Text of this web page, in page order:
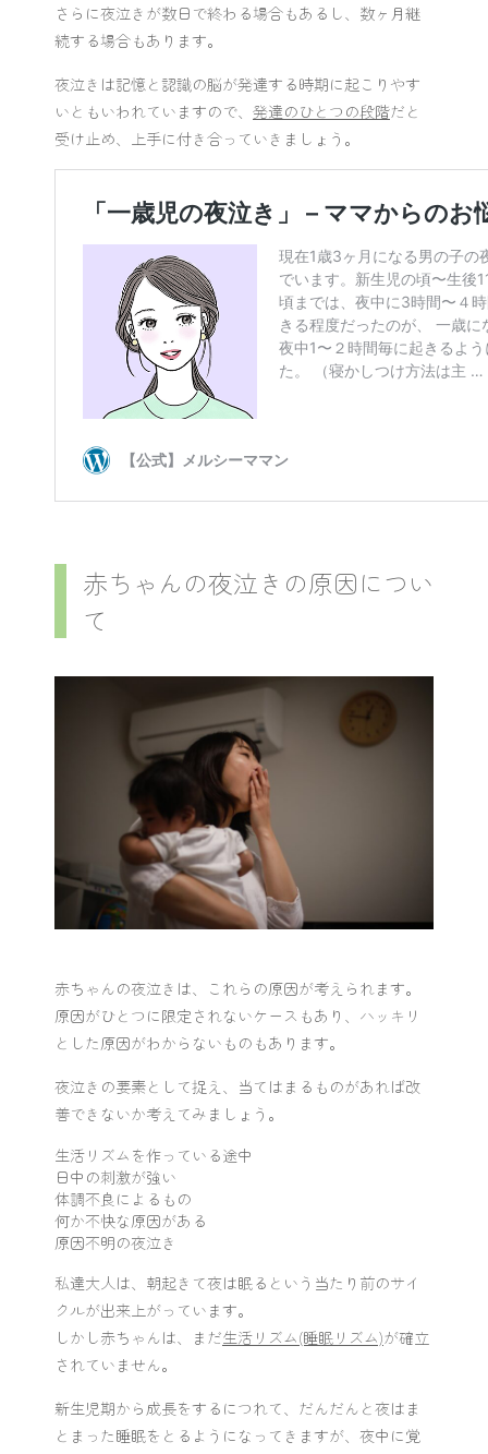
さらに夜泣きが数日で終わる場合もあるし、数ヶ月継
続する場合もあります。
夜泣きは記憶と認識の脳が発達する時期に起こりやす
いともいわれていますので、 発達のひとつの段階だと
受け止め、上手に付き合っていきましょう。
赤ちゃんの夜泣きの原因につい
て
赤ちゃんの夜泣きは、これらの原因が考えられます。
原因がひとつに限定されないケースもあり、ハッキリ
とした原因がわからないものもあります。
夜泣きの要素として捉え、当てはまるものがあれば改
善できないか考えてみましょう。
生活リズムを作っている途中
日中の刺激が強い
体調不良によるもの
何か不快な原因がある
原因不明の夜泣き
私達大人は、朝起きて夜は眠るという当たり前のサイ
クルが出来上がっています。
しかし赤ちゃんは、まだ生活リズム(睡眠リズム)が確立
されていません。
新生児期から成長をするにつれて、だんだんと夜はま
とまった睡眠をとるようになってきますが、夜中に覚